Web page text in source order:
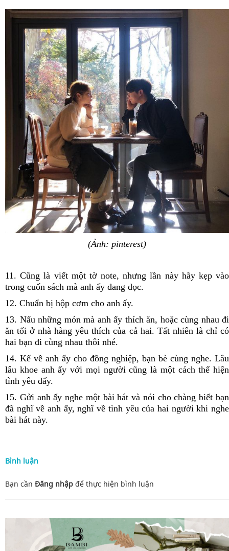
(Ảnh: pinterest)
11. Cũng là viết một tờ note, nhưng lần này hãy kẹp vào
trong cuốn sách mà anh ấy đang đọc.
12. Chuẩn bị hộp cơm cho anh ấy.
13. Nấu những món mà anh ấy thích ăn, hoặc cùng nhau đi
ăn tối ở nhà hàng yêu thích của cả hai. Tất nhiên là chỉ có
hai bạn đi cùng nhau thôi nhé.
14. Kể về anh ấy cho đồng nghiệp, bạn bè cùng nghe. Lâu
lâu khoe anh ấy với mọi người cũng là một cách thể hiện
tình yêu đấy.
15. Gửi anh ấy nghe một bài hát và nói cho chàng biết bạn
đã nghĩ về anh ấy, nghĩ về tình yêu của hai người khi nghe
bài hát này.
Bình luận
Bạn cần Đăng nhập để thực hiện bình luận